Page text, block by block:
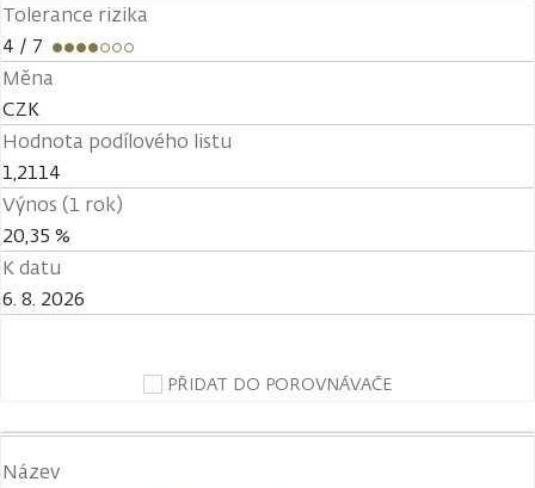
Tolerance rizika
4 / 7
Měna
CZK
Hodnota podílového listu
1,2114
Výnos (1 rok)
20,35 %
K datu
6. 8. 2026
PŘIDAT DO POROVNÁVAČE
Název